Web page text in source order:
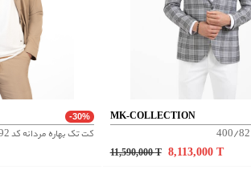
-30%
کت تک بهاره مردانه کد 400/92
MK-COLLECTION
11,590,000T 8,113,000 T